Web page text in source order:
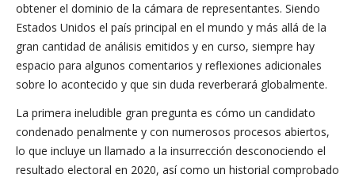
obtener el dominio de la cámara de representantes. Siendo
Estados Unidos el país principal en el mundo y más allá de la
gran cantidad de análisis emitidos y en curso, siempre hay
espacio para algunos comentarios y reflexiones adicionales
sobre lo acontecido y que sin duda reverberará globalmente.
La primera ineludible gran pregunta es cómo un candidato
condenado penalmente y con numerosos procesos abiertos,
lo que incluye un llamado a la insurrección desconociendo el
resultado electoral en 2020, así como un historial comprobado